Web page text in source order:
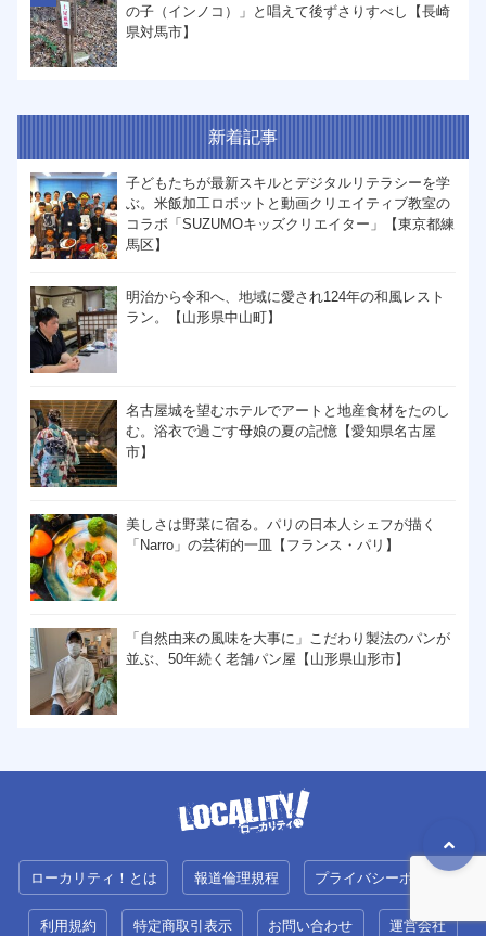
の子（インノコ）」と唱えて後ずさりすべし【長崎
県対馬市】
新着記事
子どもたちが最新スキルとデジタルリテラシーを学
ぶ。米飯加工ロボットと動画クリエイティブ教室の
コラボ「SUZUMOキッズクリエイター」【東京都練
馬区】
明治から令和へ、地域に愛され124年の和風レスト
ラン。【山形県中山町】
名古屋城を望むホテルでアートと地産食材をたのし
む。浴衣で過ごす母娘の夏の記憶【愛知県名古屋
市】
美しさは野菜に宿る。パリの日本人シェフが描く
「Narro」の芸術的一皿【フランス・パリ】
「自然由来の風味を大事に」こだわり製法のパンが
並ぶ、50年続く老舗パン屋【山形県山形市】
ローカリティ！とは 報道倫理規程 プライバシーポリシー
利用規約 特定商取引表示 お問い合わせ 運営会社